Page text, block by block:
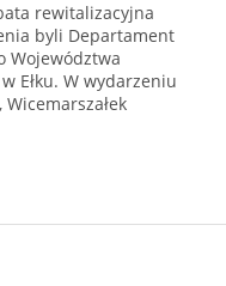
rewitalizacyjna
byli Departament
Województwa
Ełku. W wydarzeniu